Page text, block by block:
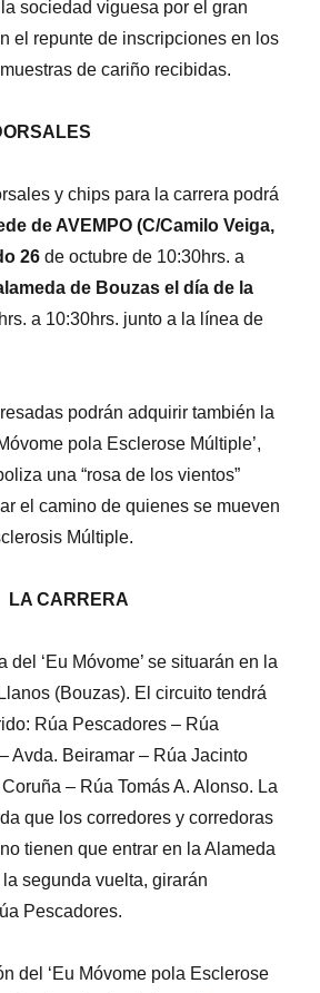
sociedad viguesa por el gran
el repunte de inscripciones en los
de cariño recibidas.
y chips para la carrera podrá
de AVEMPO (C/Camilo Veiga,
26 de octubre de 10:30hrs. a
de Bouzas el día de la
a 10:30hrs. junto a la línea de
podrán adquirir también la
pola Esclerose Múltiple’,
una “rosa de los vientos”
el camino de quienes se mueven
Múltiple.
LA CARRERA
del ‘Eu Móvome’ se situarán en la
(Bouzas). El circuito tendrá
Rúa Pescadores – Rúa
Avda. Beiramar – Rúa Jacinto
– Rúa Tomás A. Alonso. La
que los corredores y corredoras
tienen que entrar en la Alameda
segunda vuelta, girarán
Pescadores.
del ‘Eu Móvome pola Esclerose